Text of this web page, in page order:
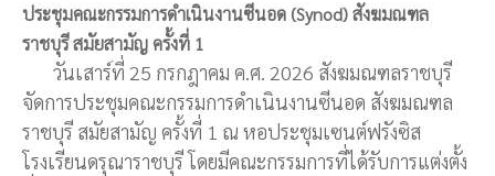
ประชุมคณะกรรมการดำเนินงานซีนอด (Synod) สังฆมณฑล
ราชบุรี สมัยสามัญ ครั้งที่ 1
วันเสาร์ที่ 25 กรกฎาคม ค.ศ. 2026 สังฆมณฑลราชบุรี
จัดการประชุมคณะกรรมการดำเนินงานซีนอด สังฆมณฑล
ราชบุรี สมัยสามัญ ครั้งที่ 1 ณ หอประชุมเซนต์ฟรังซิส
โรงเรียนดรุณาราชบุรี โดยมีคณะกรรมการที่ได้รับการแต่งตั้ง